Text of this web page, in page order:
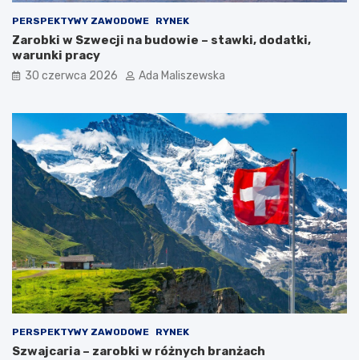
PERSPEKTYWY ZAWODOWE RYNEK
Zarobki w Szwecji na budowie – stawki, dodatki,
warunki pracy
30 czerwca 2026 Ada Maliszewska
PERSPEKTYWY ZAWODOWE RYNEK
Szwajcaria – zarobki w różnych branżach